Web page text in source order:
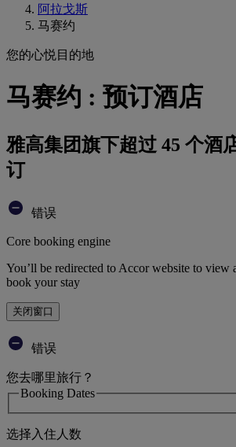
阿拉戈斯
马赛约
您的心悦目的地
马赛约 : 预订酒店
雅高集团旗下超过 45 个酒
订
错误
Core booking engine
You’ll be redirected to Accor website to view
book your stay
关闭窗口
错误
您去哪里旅行？
Booking Dates
选择入住人数